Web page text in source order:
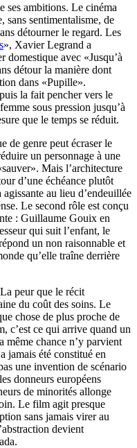
ses ambitions. Le cinéma
sans sentimentalisme, de
détourner le regard. Les
», Xavier Legrand a
domestique avec «Jusqu’à
détour la manière dont
dans «Pupille».
la fait pencher vers le
sous pression jusqu’à
que le temps se réduit.
de genre peut écraser le
un personnage à une
Mais l’architecture
d’une échéance plutôt
au lieu d’endeuillée
Le second rôle est conçu
: Guillaume Gouix en
qui suit l’enfant, le
un non raisonnable et
qu’elle traîne derrière
peur que le récit
du coût des soins. Le
chose de plus proche de
c’est ce qui arrive quand un
même chance n’y parvient
jamais été constitué en
une invention de scénario
donneurs européens
de minorités allonge
Le film agit presque
sans jamais virer au
devient